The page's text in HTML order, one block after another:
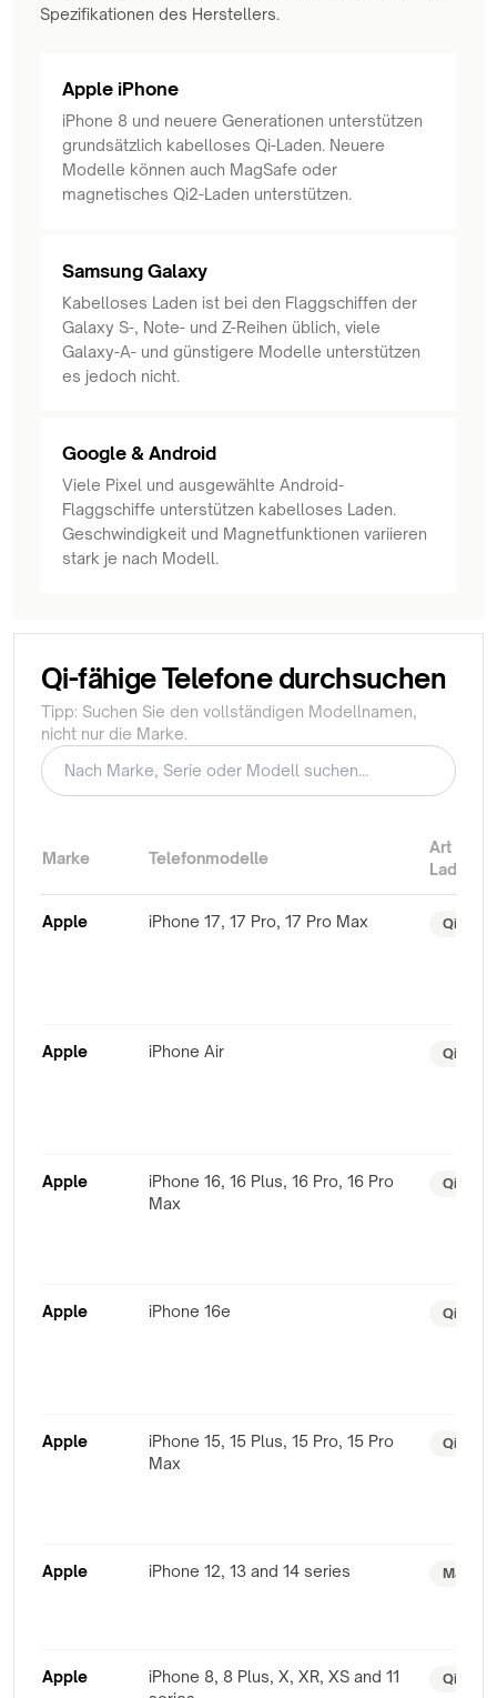
Spezifikationen des Herstellers.
Apple iPhone
iPhone 8 und neuere Generationen unterstützen
grundsätzlich kabelloses Qi-Laden. Neuere
Modelle können auch MagSafe oder
magnetisches Qi2-Laden unterstützen.
Samsung Galaxy
Kabelloses Laden ist bei den Flaggschiffen der
Galaxy S-, Note- und Z-Reihen üblich, viele
Galaxy-A- und günstigere Modelle unterstützen
es jedoch nicht.
Google & Android
Viele Pixel und ausgewählte Android-
Flaggschiffe unterstützen kabelloses Laden.
Geschwindigkeit und Magnetfunktionen variieren
stark je nach Modell.
Qi-fähige Telefone durchsuchen
Tipp: Suchen Sie den vollständigen Modellnamen,
nicht nur die Marke.
Marke Telefonmodelle
Art des
Ladens
Apple iPhone 17, 17 Pro, 17 Pro Max Qi2 +
Apple iPhone Air Qi2 +
Apple
iPhone 16, 16 Plus, 16 Pro, 16 Pro
Max
Qi2 +
Apple iPhone 16e Qi
Apple
iPhone 15, 15 Plus, 15 Pro, 15 Pro
Max
Qi2 +
Apple iPhone 12, 13 and 14 series
Apple
iPhone 8, 8 Plus, X, XR, XS and 11
Qi